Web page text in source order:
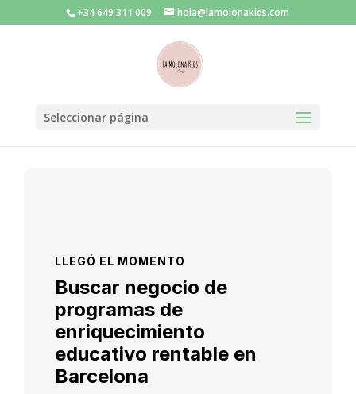
+34 649 311 009 hola@lamolonakids.com
Seleccionar página
LLEGÓ EL MOMENTO
Buscar negocio de
programas de
enriquecimiento
educativo rentable en
Barcelona